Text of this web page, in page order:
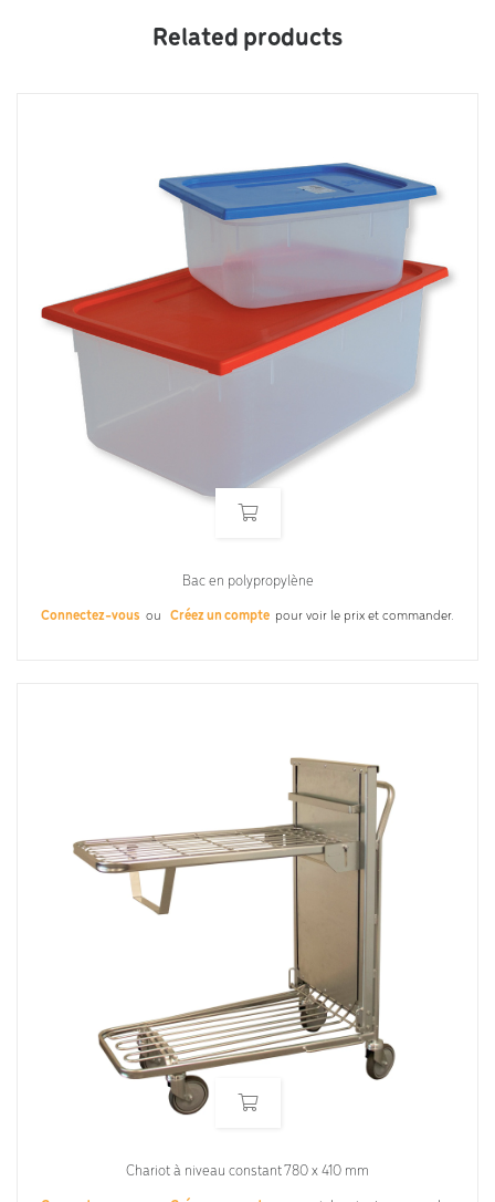
Related products
Bac en polypropylène
Connectez-vous ou Créez un compte pour voir le prix et commander.
Chariot à niveau constant 780 x 410 mm